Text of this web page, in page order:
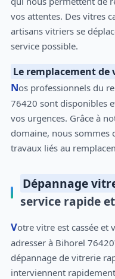
vos attentes. Des vitres
artisans vitriers se
service possible.
Le remplacement de
Nos professionnels du remplacement de vitres à Bihorel
76420 sont disponibles
vos urgences. Grâce à
domaine, nous sommes
travaux liés au
Dépannage
service rapide
Votre vitre est cassée et vous ne savez pas à qui vous
adresser à Bihorel
dépannage de vitrerie
interviennent